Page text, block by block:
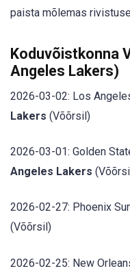
paista mõlemas
Koduvõistkonna
Angeles Lakers)
2026-03-02: Los
Lakers (Võõrsil)
2026-03-01: Golden
Angeles Lakers
2026-02-27: Phoenix
(Võõrsil)
2026-02-25: New